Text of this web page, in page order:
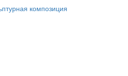
композиция